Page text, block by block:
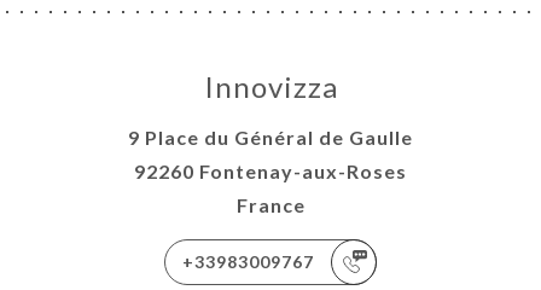
Innovizza
9 Place du Général de Gaulle
92260 Fontenay-aux-Roses
France
+33983009767